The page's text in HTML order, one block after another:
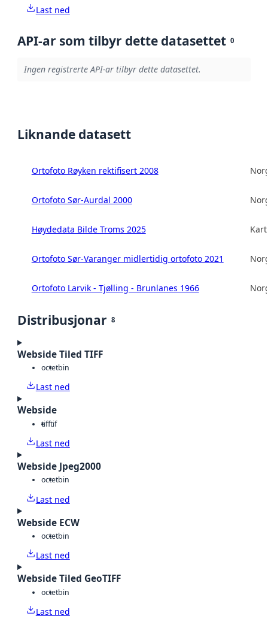
Last ned
API-ar som tilbyr dette datasettet 0
Ingen registrerte API-ar tilbyr dette datasettet.
Liknande datasett
Ortofoto Røyken rektifisert 2008
Ortofoto Sør-Aurdal 2000
Høydedata Bilde Troms 2025
Ortofoto Sør-Varanger midlertidig ortofoto 2021
Ortofoto Larvik - Tjølling - Brunlanes 1966
Distribusjonar 8
Webside Tiled TIFF
octetbin
Last ned
Webside
tifftif
Last ned
Webside Jpeg2000
octetbin
Last ned
Webside ECW
octetbin
Last ned
Webside Tiled GeoTIFF
octetbin
Last ned